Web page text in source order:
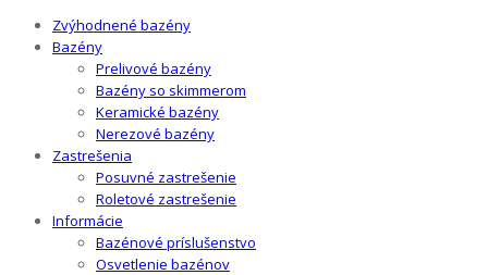
Zvýhodnené bazény
Bazény
Prelivové bazény
Bazény so skimmerom
Keramické bazény
Nerezové bazény
Zastrešenia
Posuvné zastrešenie
Roletové zastrešenie
Informácie
Bazénové príslušenstvo
Osvetlenie bazénov